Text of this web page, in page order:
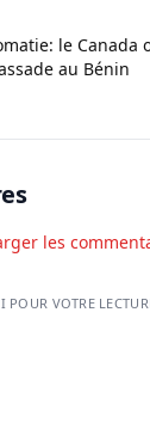
le Canada
au Bénin
les
POUR VOTRE